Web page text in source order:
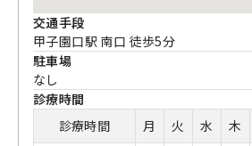
交通手段
甲子園口駅 南口 徒歩5分
駐車場
なし
診療時間
診療時間
月 火 水 木